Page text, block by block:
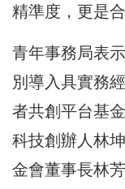
精準度，更是
青年事務局表
別導入具實務
者共創平台基
科技創辦人林
金會董事長林